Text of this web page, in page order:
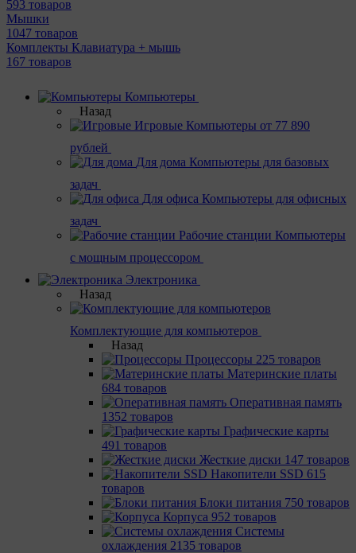
593 товаров
Мышки
1047 товаров
Комплекты Клавиатура + мышь
167 товаров
Компьютеры
Назад
Игровые Компьютеры от 77 890
рублей
Для дома Компьютеры для базовых
задач
Для офиса Компьютеры для офисных
задач
Рабочие станции Компьютеры
с мощным процессором
Электроника
Назад
Комплектующие для компьютеров
Назад
Процессоры 225 товаров
Материнcкие платы
684 товаров
Оперативная память
1352 товаров
Графические карты
491 товаров
Жесткие диски 147 товаров
Накопители SSD 615
товаров
Блоки питания 750 товаров
Корпуса 952 товаров
Системы
охлаждения 2135 товаров